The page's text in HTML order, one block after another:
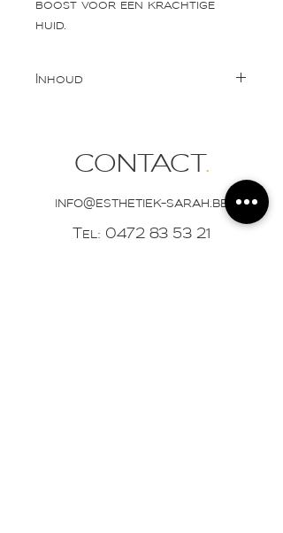
boost voor een krachtige
huid.
Inhoud
CONTACT.
info@esthetiek-sarah.be
Tel: 0472 83 53 21